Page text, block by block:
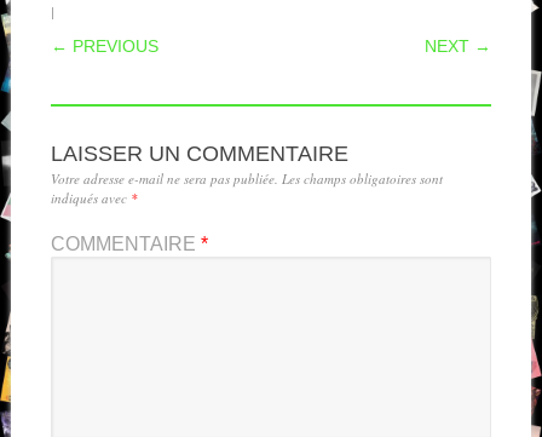
|
POST NAVIGATION
← PREVIOUS NEXT →
LAISSER UN COMMENTAIRE
Votre adresse e-mail ne sera pas publiée. Les champs obligatoires sont
indiqués avec *
COMMENTAIRE *